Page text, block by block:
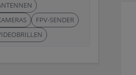
FPV-SENDER